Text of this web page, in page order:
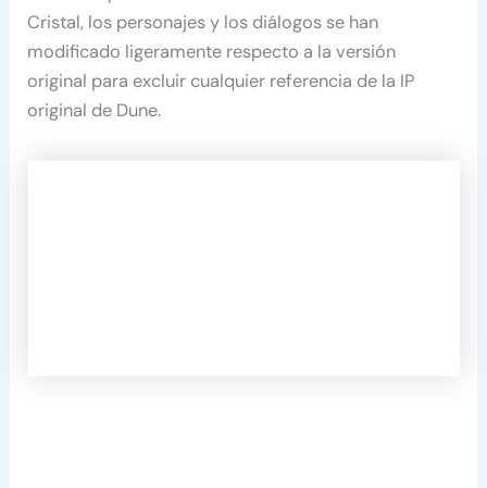
Cristal, los personajes y los diálogos se han
modificado ligeramente respecto a la versión
original para excluir cualquier referencia de la IP
original de Dune.